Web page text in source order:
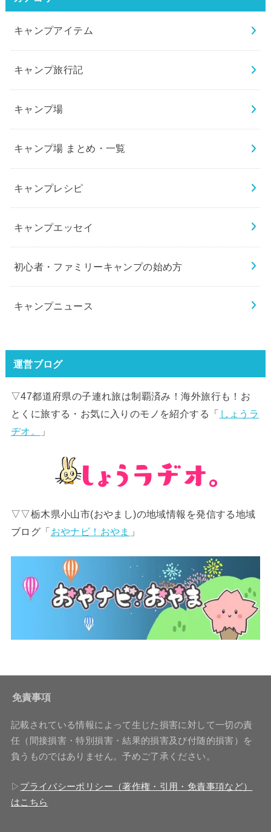
キャンプアイテム
キャンプ旅行記
キャンプ場
キャンプ場 まとめ・一覧
キャンプレシピ
キャンプエッセイ
初心者・ファミリーキャンプの始め方
キャンプニュース
運営ブログ
▽47都道府県の子連れ旅は制覇済み！海外旅行も！お
とくに旅する・お気に入りのモノを紹介する「 しょうラ
ヂオ。
」
▽▽栃木県小山市(おやまし)の地域情報を発信する地域
ブログ「おやナビ！おやま 」
免責事項
記載されている情報によって生じた損害に対して一切の責
任（間接損害・特別損害・結果的損害及び付随的損害）を
負うものではありません。予めご了承ください。
▷ プライバシーポリシー（著作権・引用・免責事項など）
はこちら